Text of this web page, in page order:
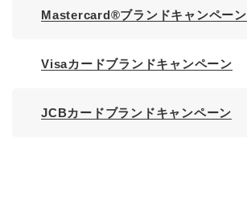
Mastercard®ブランドキャンペーン
Visaカードブランドキャンペーン
JCBカードブランドキャンペーン